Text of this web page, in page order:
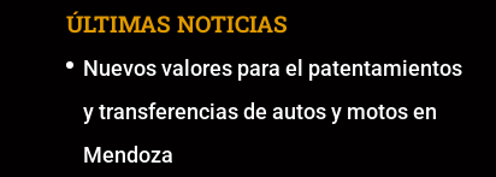
ÚLTIMAS NOTICIAS
Nuevos valores para el patentamientos
y transferencias de autos y motos en
Mendoza